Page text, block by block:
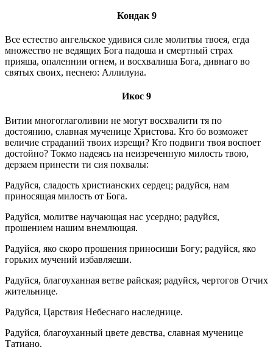
Кондак 9
Все естество ангельское удивися силе молитвы твоея, егда
множество не ведящих Бога падоша и смертный страх
прияша, опаленнии огнем, и восхвалиша Бога, дивнаго во
святых своих, песнею: Аллилуиа.
Икос 9
Витии многоглаголивии не могут восхвалити тя по
достоянию, славная мученице Христова. Кто бо возможет
величие страданий твоих изрещи? Кто подвиги твоя воспоет
достойно? Токмо надеясь на неизреченную милость твою,
дерзаем принести ти сия похвалы:
Радуйся, сладость христианских сердец; радуйся, нам
приносящая милость от Бога.
Радуйся, молитве научающая нас усердно; радуйся,
прошением нашим внемлющая.
Радуйся, яко скоро прошения приносиши Богу; радуйся, яко
горьких мучений избавляеши.
Радуйся, благоуханная ветве райская; радуйся, чертогов Отчих
жительнице.
Радуйся, Царствия Небеснаго наследнице.
Радуйся, благоуханный цвете девства, славная мученице
Татиано.